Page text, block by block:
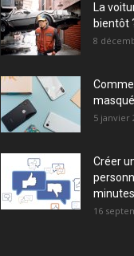
La
bientôt
8
5 janvier
Créer
minutes
16